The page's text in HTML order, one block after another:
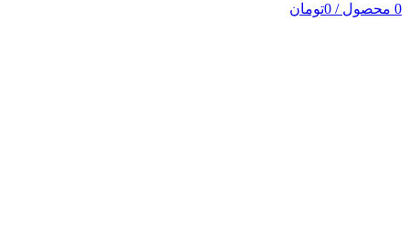
0 محصول /
0تومان